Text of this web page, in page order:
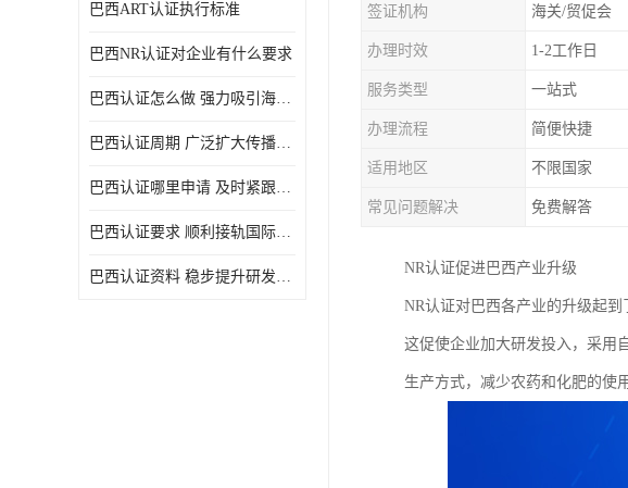
巴西ART认证执行标准
巴西NR认证对企业有什么要求
巴西认证怎么做 强力吸引海外投资
巴西认证周期 广泛扩大传播范围
巴西认证哪里申请 及时紧跟法规变化
巴西认证要求 顺利接轨国际规范
巴西认证资料 稳步提升研发能力
签证机构 海关/贸促会
办理时效 1-2工作日
服务类型 一站式
办理流程 简便快捷
适用地区 不限国家
常见问题解决 免费解答
NR认证促进巴西产业升级
NR认证对巴西各产业的升级起
这促使企业加大研发投入，采用
生产方式，减少农药和化肥的使